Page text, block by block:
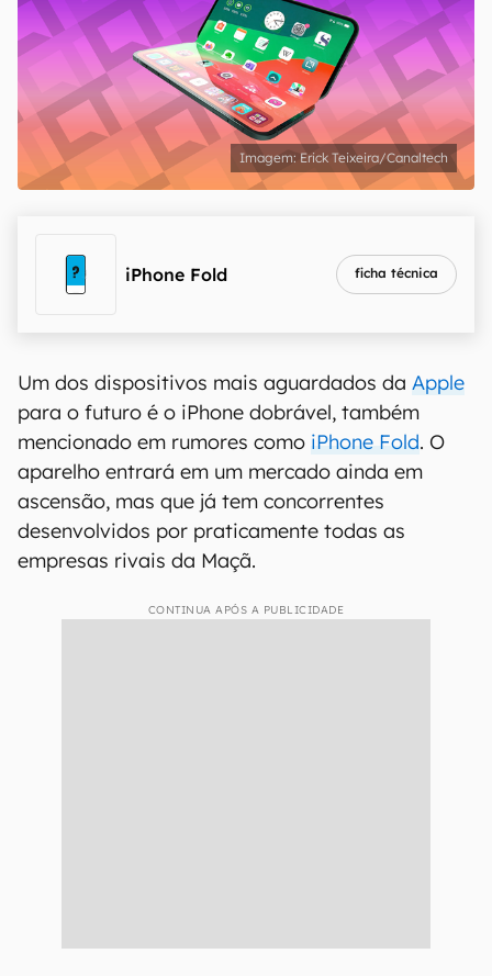
Erick Teixeira/Canaltech
iPhone Fold ficha técnica
Um dos dispositivos mais aguardados da Apple
para o futuro é o iPhone dobrável, também
mencionado em rumores como iPhone Fold. O
aparelho entrará em um mercado ainda em
ascensão, mas que já tem concorrentes
desenvolvidos por praticamente todas as
empresas rivais da Maçã.
CONTINUA APÓS A PUBLICIDADE